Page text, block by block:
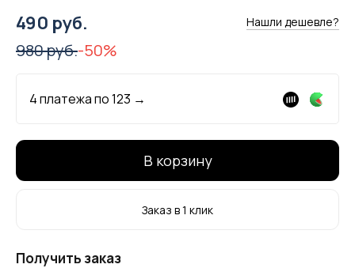
490 руб. Нашли дешевле?
980 руб.-50%
4 платежа по123 →
В корзину
Заказ в 1 клик
Получить заказ